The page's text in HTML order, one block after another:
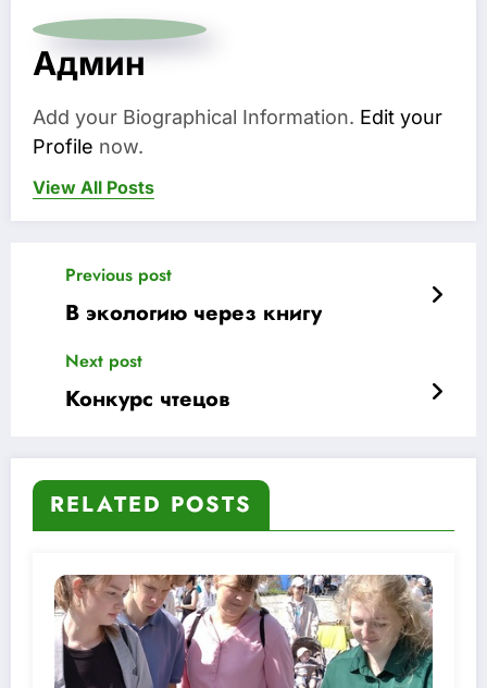
Админ
Add your Biographical Information. Edit your
Profile now.
View All Posts
Previous post
В экологию через книгу
Next post
Конкурс чтецов
RELATED POSTS